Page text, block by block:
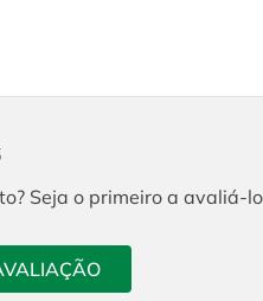
Seja o primeiro a avaliá-